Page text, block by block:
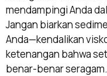
mendampingi Anda
Jangan biarkan
Anda—kendalikan
ketenangan bahwa
benar-benar seragam.